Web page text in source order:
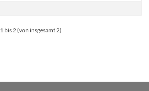
bis 2 (von insgesamt 2)